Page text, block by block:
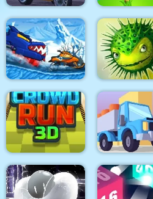
Extreme Motorcycle
Simulator
Angry Guys
Car Eats Car: Winter
Adventure
Mi Adventures